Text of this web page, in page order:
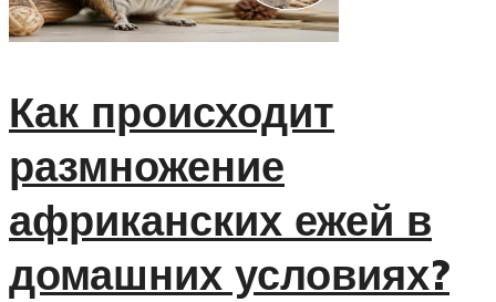
Как происходит
размножение
африканских ежей в
домашних условиях?